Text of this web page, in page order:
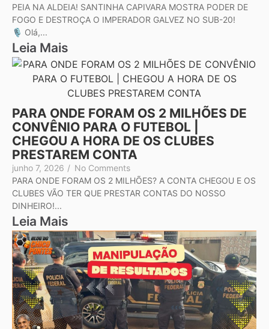
PEIA NA ALDEIA! SANTINHA CAPIVARA MOSTRA PODER DE
FOGO E DESTROÇA O IMPERADOR GALVEZ NO SUB-20!
🎙️ Olá,...
Leia Mais
PARA ONDE FORAM OS 2 MILHÕES DE
CONVÊNIO PARA O FUTEBOL |
CHEGOU A HORA DE OS CLUBES
PRESTAREM CONTA
junho 7, 2026 / No Comments
PARA ONDE FORAM OS 2 MILHÕES? A CONTA CHEGOU E OS
CLUBES VÃO TER QUE PRESTAR CONTAS DO NOSSO
DINHEIRO!...
Leia Mais